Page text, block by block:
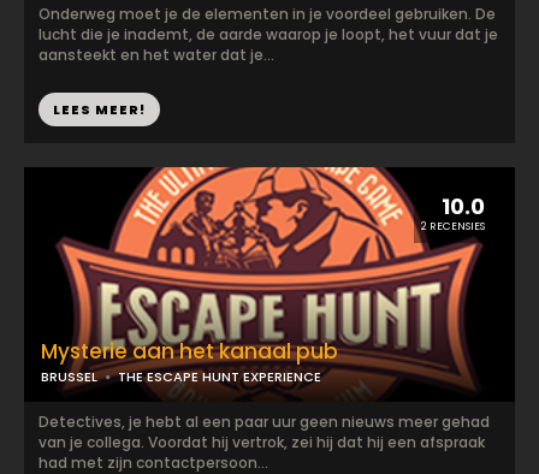
Onderweg moet je de elementen in je voordeel gebruiken. De
lucht die je inademt, de aarde waarop je loopt, het vuur dat je
aansteekt en het water dat je...
LEES MEER!
10.0
2 RECENSIES
Mysterie aan het kanaal pub
BRUSSEL THE ESCAPE HUNT EXPERIENCE
Detectives, je hebt al een paar uur geen nieuws meer gehad
van je collega. Voordat hij vertrok, zei hij dat hij een afspraak
had met zijn contactpersoon...